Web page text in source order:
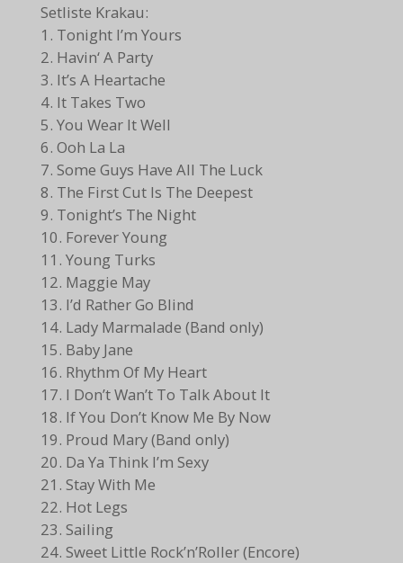
Setliste Krakau:
1. Tonight I’m Yours
2. Havin‘ A Party
3. It’s A Heartache
4. It Takes Two
5. You Wear It Well
6. Ooh La La
7. Some Guys Have All The Luck
8. The First Cut Is The Deepest
9. Tonight’s The Night
10. Forever Young
11. Young Turks
12. Maggie May
13. I’d Rather Go Blind
14. Lady Marmalade (Band only)
15. Baby Jane
16. Rhythm Of My Heart
17. I Don’t Wan’t To Talk About It
18. If You Don’t Know Me By Now
19. Proud Mary (Band only)
20. Da Ya Think I’m Sexy
21. Stay With Me
22. Hot Legs
23. Sailing
24. Sweet Little Rock’n’Roller (Encore)